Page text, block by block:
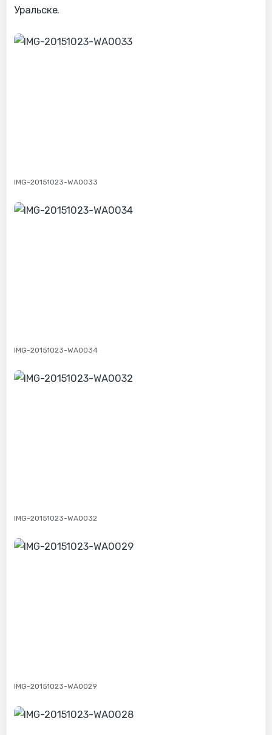
Уральске.
IMG-20151023-WA0033
IMG-20151023-WA0034
IMG-20151023-WA0032
IMG-20151023-WA0029